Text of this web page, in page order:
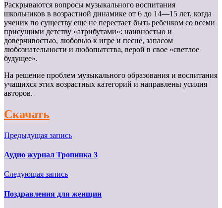
Раскрываются вопросы музыкального воспитания
школьников в возрастной динамике от 6 до 14—15 лет, когда
ученик по существу еще не перестает быть ребенком со всеми
присущими детству «атрибутами»: наивностью и
доверчивостью, любовью к игре и песне, запасом
любознательности и любопытства, верой в свое «светлое
будущее».
На решение проблем музыкального образования и воспитания
учащихся этих возрастных категорий и направлены усилия
авторов.
Скачать
Предыдущая запись
Аудио журнал Тропинка 3
Следующая запись
Поздравления для женщин